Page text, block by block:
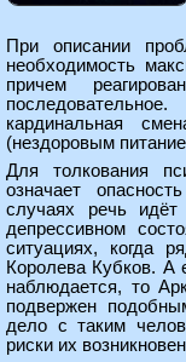
При описании
необходимость
причем
кардинальная
(нездоровым
Для толкования
означает
случаях речь
депрессивном
ситуациях, когда
Королева Кубков. А
наблюдается, то
подвержен
дело с таким
риски их